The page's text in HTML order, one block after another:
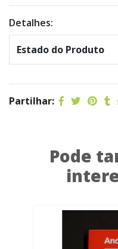
Detalhes:
Estado do Produto
Partilhar:
Pode